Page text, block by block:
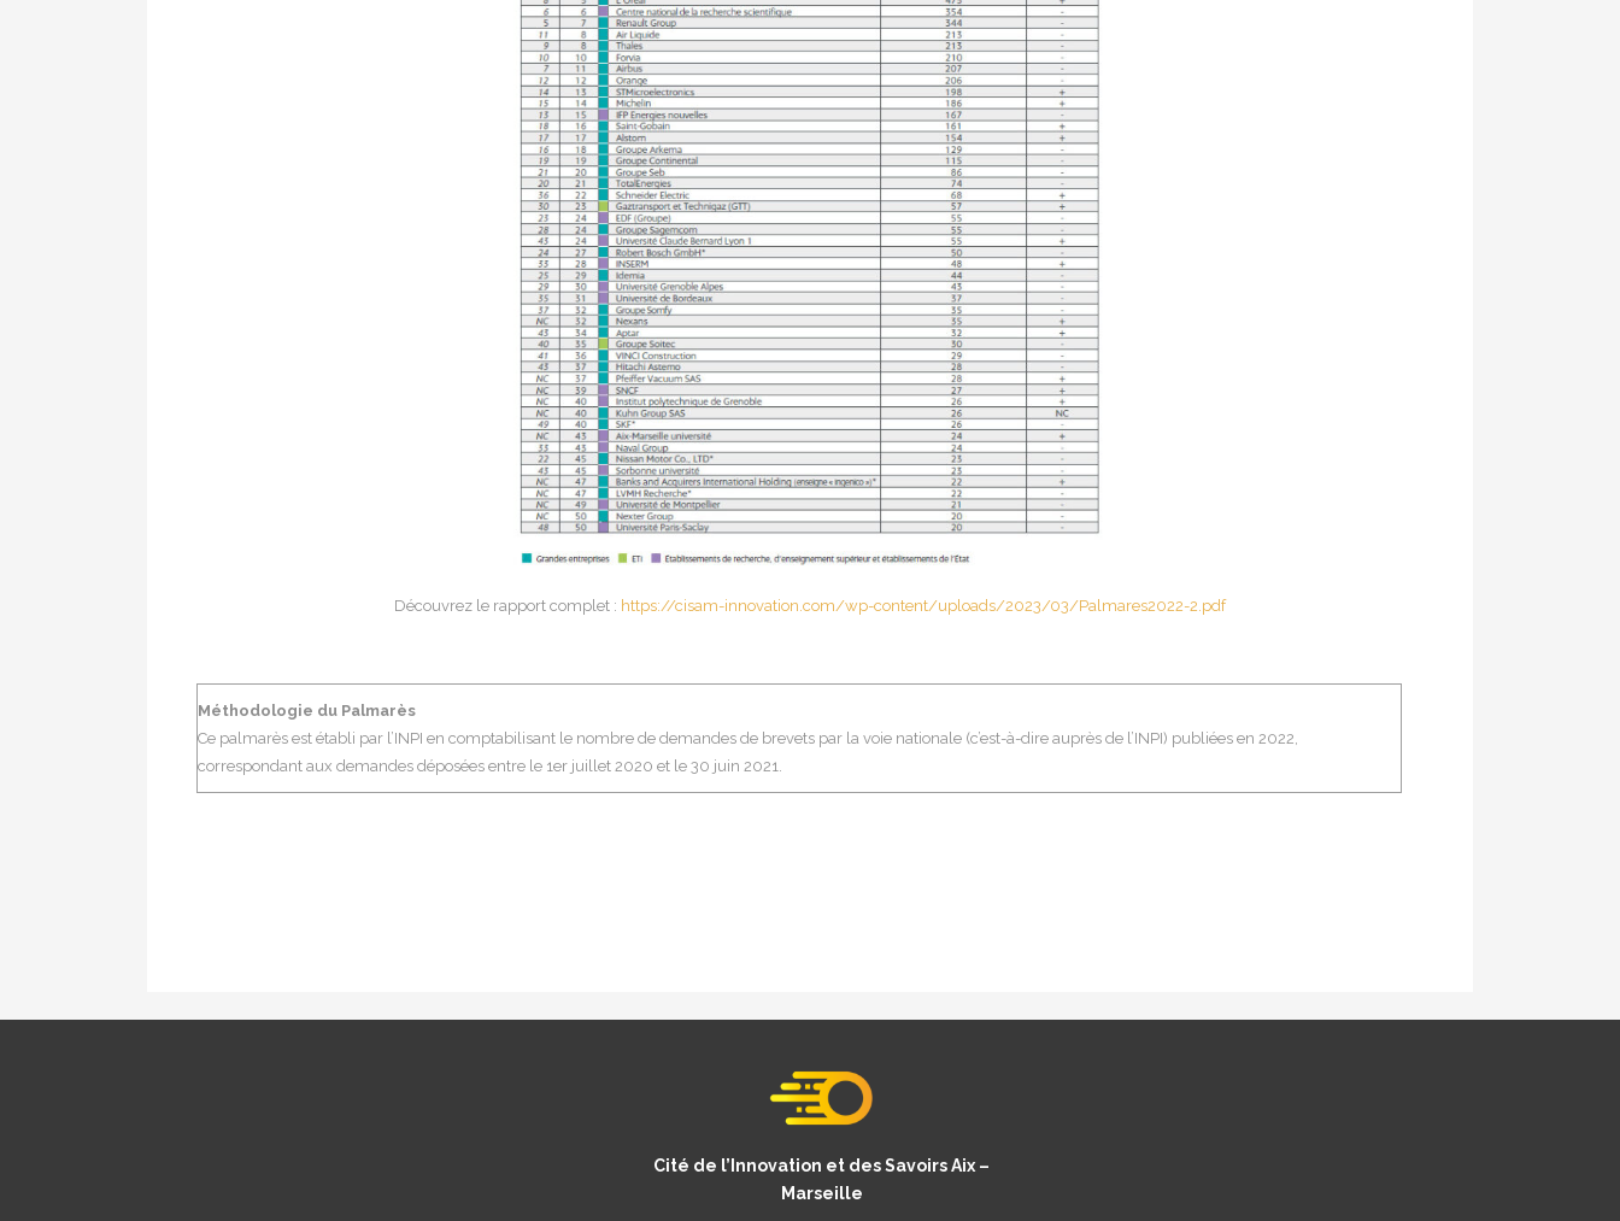
Découvrez le rapport complet : https://cisam-innovation.com/wp-content/uploads/2023/03/Palmares2022-2.pdf
Méthodologie du Palmarès
Ce palmarès est établi par l’INPI en comptabilisant le nombre de demandes de brevets par la voie nationale (c’est-à-dire auprès de l’INPI) publiées en 2022,
correspondant aux demandes déposées entre le 1er juillet 2020 et le 30 juin 2021.
Cité de l’Innovation et des Savoirs Aix –
Marseille